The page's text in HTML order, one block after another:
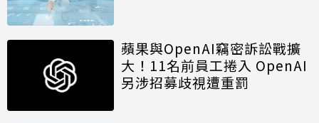
蘋果與OpenAI竊密訴訟戰擴
大！11名前員工捲入 OpenAI
另涉招募歧視遭重罰